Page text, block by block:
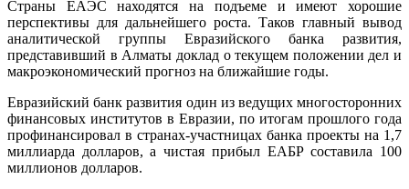
Страны ЕАЭС находятся на подъеме и имеют хорошие
перспективы для дальнейшего роста. Таков главный вывод
аналитической группы Евразийского банка развития,
представивший в Алматы доклад о текущем положении дел и
макроэкономический прогноз на ближайшие годы.
Евразийский банк развития один из ведущих многосторонних
финансовых институтов в Евразии, по итогам прошлого года
профинансировал в странах-участницах банка проекты на 1,7
миллиарда долларов, а чистая прибыл ЕАБР составила 100
миллионов долларов.